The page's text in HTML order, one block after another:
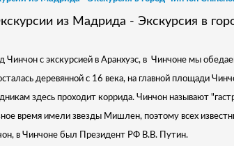
Чинчон с экскурсией в Аранхуэс, в Чинчоне мы
деревянной с 16 века, на главной площади
здесь проходит коррида. Чинчон называют
время имели звезды Мишлен, поэтому всех
в Чинчоне был Президент РФ В.В. Путин.